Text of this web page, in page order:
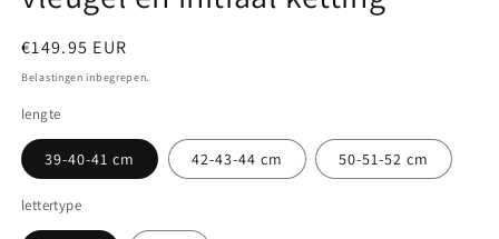
Normale
prijs
€149.95 EUR
Belastingen inbegrepen.
lengte
39-40-41 cm 42-43-44 cm 50-51-52 cm
lettertype